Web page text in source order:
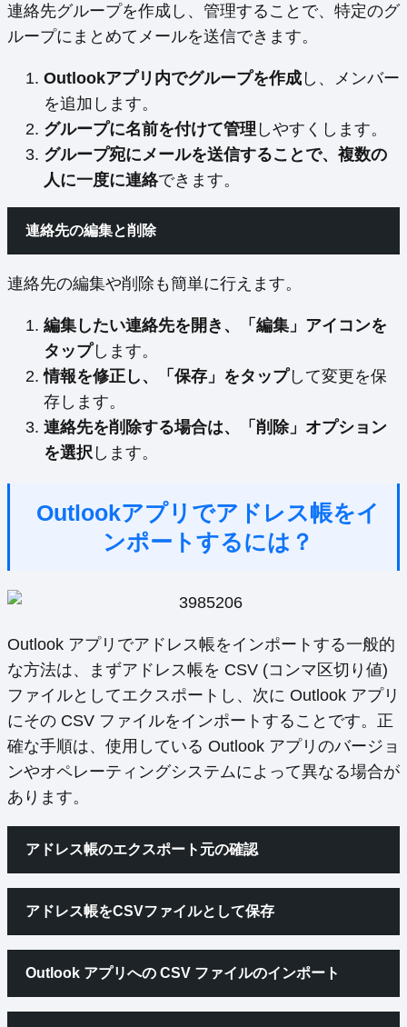
連絡先グループを作成し、管理することで、特定のグ
ループにまとめてメールを送信できます。
Outlookアプリ内でグループを作成 し、メンバー
を追加します。
グループに名前を付けて管理 しやすくします。
グループ宛にメールを送信することで、複数の
人に一度に連絡できます。
連絡先の編集と削除
連絡先の編集や削除も簡単に行えます。
編集したい連絡先を開き、「編集」アイコンを
タップします。
情報を修正し、「保存」をタップして変更を保
存します。
連絡先を削除する場合は、「削除」オプション
を選択 します。
Outlookアプリでアドレス帳をイ
ンポートするには？
Outlook アプリでアドレス帳をインポートする一般的
な方法は、まずアドレス帳を CSV (コンマ区切り値)
ファイルとしてエクスポートし、次に Outlook アプリ
にその CSV ファイルをインポートすることです。正
確な手順は、使用している Outlook アプリのバージョ
ンやオペレーティングシステムによって異なる場合が
あります。
アドレス帳のエクスポート元の確認
アドレス帳をCSVファイルとして保存
Outlook アプリへの CSV ファイルのインポート